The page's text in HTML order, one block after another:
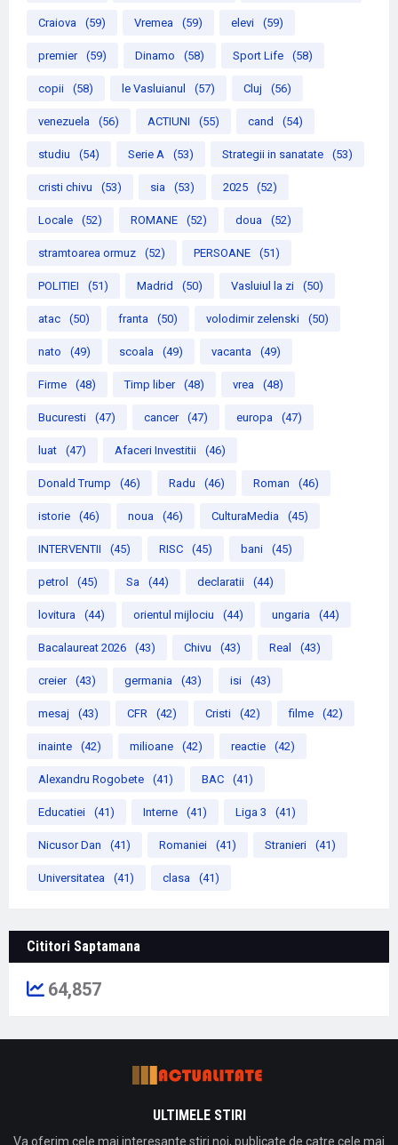
Craiova (59) Vremea (59) elevi (59)
premier (59) Dinamo (58) Sport Life (58)
copii (58) le Vasluianul (57) Cluj (56)
venezuela (56) ACTIUNI (55) cand (54)
studiu (54) Serie A (53) Strategii in sanatate (53)
cristi chivu (53) sia (53) 2025 (52)
Locale (52) ROMANE (52) doua (52)
stramtoarea ormuz (52) PERSOANE (51)
POLITIEI (51) Madrid (50) Vasluiul la zi (50)
atac (50) franta (50) volodimir zelenski (50)
nato (49) scoala (49) vacanta (49)
Firme (48) Timp liber (48) vrea (48)
Bucuresti (47) cancer (47) europa (47)
luat (47) Afaceri Investitii (46)
Donald Trump (46) Radu (46) Roman (46)
istorie (46) noua (46) CulturaMedia (45)
INTERVENTII (45) RISC (45) bani (45)
petrol (45) Sa (44) declaratii (44)
lovitura (44) orientul mijlociu (44) ungaria (44)
Bacalaureat 2026 (43) Chivu (43) Real (43)
creier (43) germania (43) isi (43)
mesaj (43) CFR (42) Cristi (42) filme (42)
inainte (42) milioane (42) reactie (42)
Alexandru Rogobete (41) BAC (41)
Educatiei (41) Interne (41) Liga 3 (41)
Nicusor Dan (41) Romaniei (41) Stranieri (41)
Universitatea (41) clasa (41)
Cititori Saptamana
64,857
ULTIMELE STIRI
Va oferim cele mai interesante stiri noi, publicate de catre cele mai